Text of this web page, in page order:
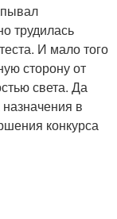
трудилась
И мало того
сторону от
света. Да
в
конкурса